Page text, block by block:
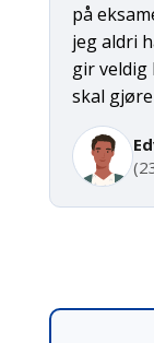
på
jeg aldri
gir veldig
skal